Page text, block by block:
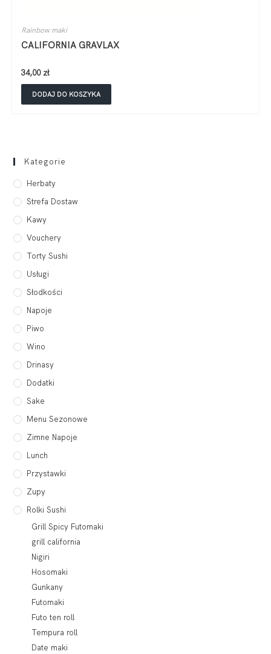
Rainbow maki
CALIFORNIA GRAVLAX
34,00 zł
DODAJ DO KOSZYKA
Kategorie
Herbaty
Strefa Dostaw
Kawy
Vouchery
Torty Sushi
Usługi
Słodkości
Napoje
Piwo
Wino
Drinasy
Dodatki
Sake
Menu Sezonowe
Zimne Napoje
Lunch
Przystawki
Zupy
Rolki Sushi
Grill Spicy Futomaki
grill california
Nigiri
Hosomaki
Gunkany
Futomaki
Futo ten roll
Tempura roll
Date maki